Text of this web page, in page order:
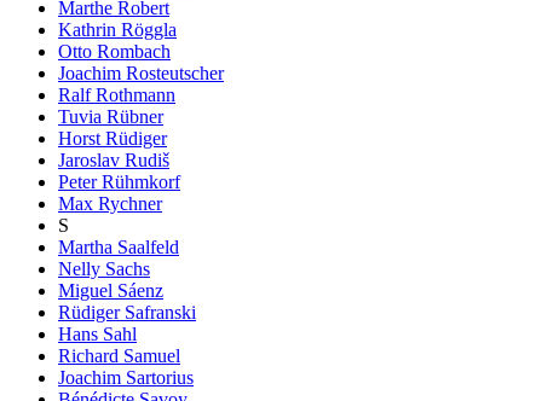
Marthe Robert
Kathrin Röggla
Otto Rombach
Joachim Rosteutscher
Ralf Rothmann
Tuvia Rübner
Horst Rüdiger
Jaroslav Rudiš
Peter Rühmkorf
Max Rychner
S
Martha Saalfeld
Nelly Sachs
Miguel Sáenz
Rüdiger Safranski
Hans Sahl
Richard Samuel
Joachim Sartorius